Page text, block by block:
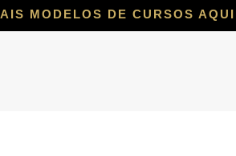
MODELOS DE CURSOS AQUI